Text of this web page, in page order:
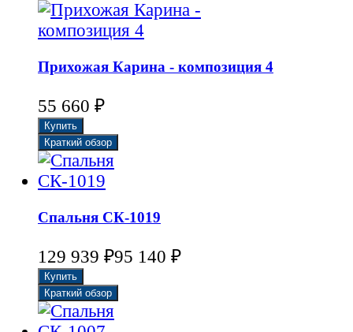
Прихожая Карина - композиция 4
55 660 ₽
Спальня СК-1019
129 939 ₽95 140 ₽